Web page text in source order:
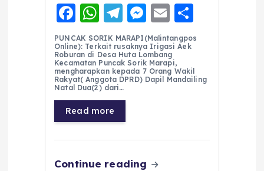
F
a
c
e
b
o
o
k
W
h
a
ts
A
p
p
T
el
e
g
r
a
m
M
e
ss
e
n
E
m
ai
l
h
re
PUNCAK SORIK MARAPI(Malintangpos
Online): Terkait rusaknya Irigasi Aek
Roburan di Desa Huta Lombang
Kecamatan Puncak Sorik Marapi,
mengharapkan kepada 7 Orang Wakil
Rakyat( Anggota DPRD) Dapil Mandailing
Natal Dua(2) dari…
Read more
Continue reading